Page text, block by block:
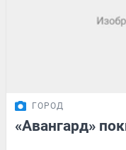
ГОРОД
«Авангард»